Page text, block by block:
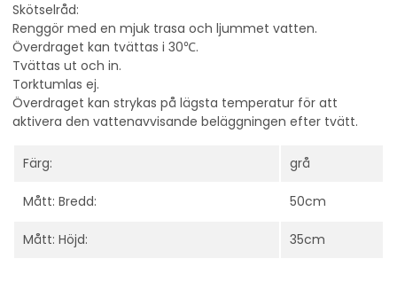
Skötselråd:
Renggör med en mjuk trasa och ljummet vatten.
Överdraget kan tvättas i 30℃.
Tvättas ut och in.
Torktumlas ej.
Överdraget kan strykas på lägsta temperatur för att
aktivera den vattenavvisande beläggningen efter tvätt.
Färg: grå
Mått: Bredd: 50cm
Mått: Höjd: 35cm